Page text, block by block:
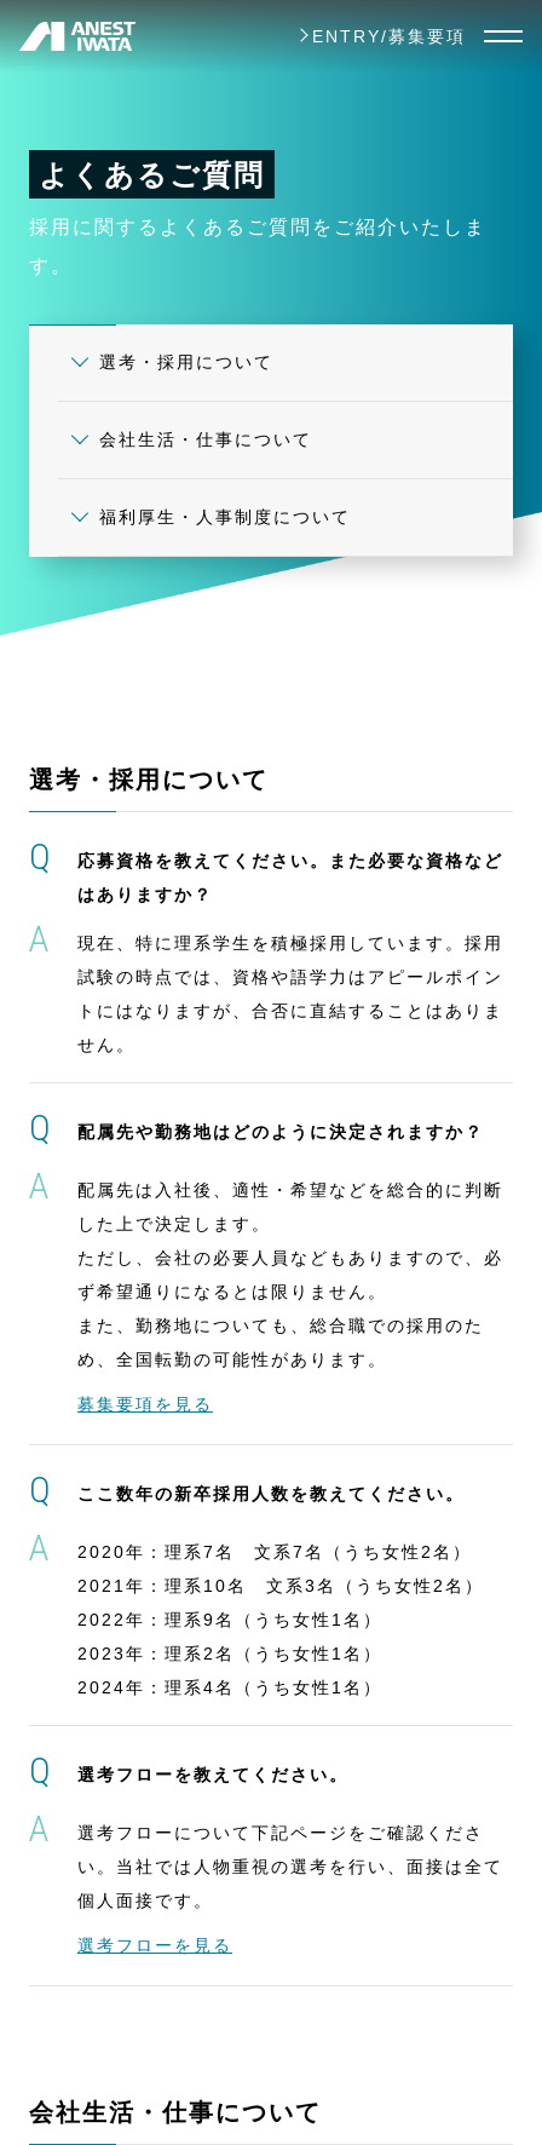
イ
ENTRY/募集要項
よくあるご質問
採用に関するよくあるご質問をご紹介いたしま
す。
選考・採用について
会社生活・仕事について
福利厚生・人事制度について
選考・採用について
応募資格を教えてください。また必要な資格など
はありますか？
現在、特に理系学生を積極採用しています。採用
試験の時点では、資格や語学力はアピールポイン
トにはなりますが、合否に直結することはありま
せん。
配属先や勤務地はどのように決定されますか？
配属先は入社後、適性・希望などを総合的に判断
した上で決定します。
ただし、会社の必要人員などもありますので、必
ず希望通りになるとは限りません。
また、勤務地についても、総合職での採用のた
め、全国転勤の可能性があります。
募集要項を見る
ここ数年の新卒採用人数を教えてください。
2020年：理系7名 文系7名（うち女性2名）
2021年：理系10名 文系3名（うち女性2名）
2022年：理系9名（うち女性1名）
2023年：理系2名（うち女性1名）
2024年：理系4名（うち女性1名）
選考フローを教えてください。
選考フローについて下記ページをご確認くださ
い。当社では人物重視の選考を行い、面接は全て
個人面接です。
選考フローを見る
会社生活・仕事について